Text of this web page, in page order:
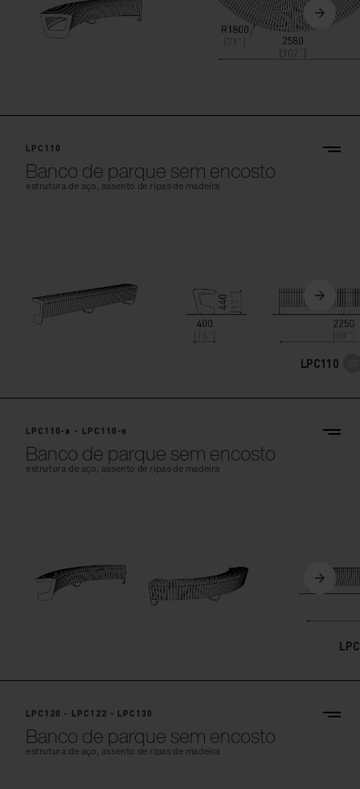
LPC110
Banco de parque sem encosto
estrutura de aço, assento de ripas de madeira
LPC110
LPC110-a - LPC110-e
Banco de parque sem encosto
estrutura de aço, assento de ripas de madeira
LPC120 - LPC122 - LPC130
Banco de parque sem encosto
estrutura de aço, assento de ripas de madeira